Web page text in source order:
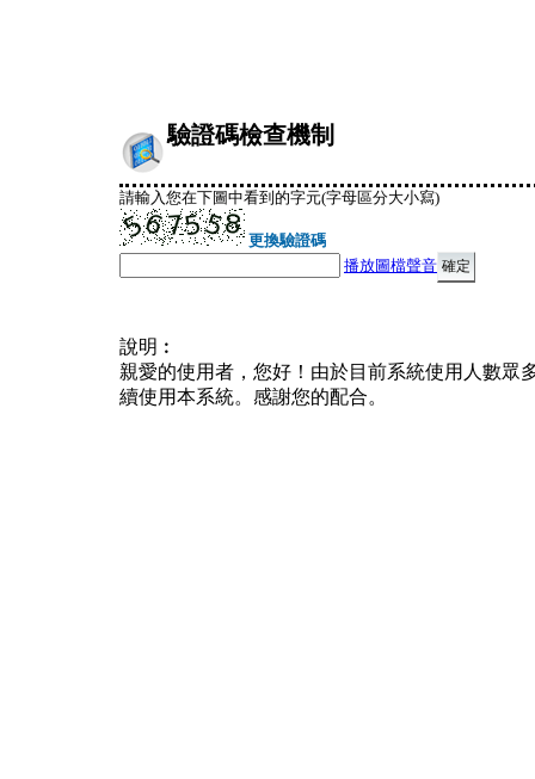
驗證碼檢查機制
請輸入您在下圖中看到的字元(字母區分大小寫)
更換驗證碼
播放圖檔聲音
說明︰
親愛的使用者，您好！由於目前系統使用人數眾
續使用本系統。感謝您的配合。